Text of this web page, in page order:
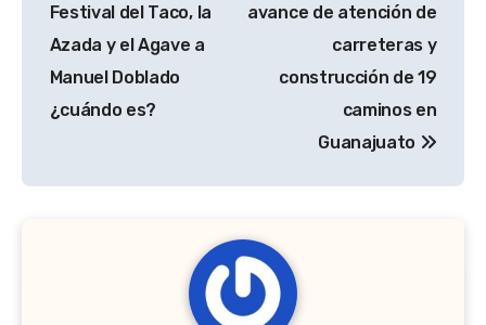
entradas
Festival del Taco, la
Azada y el Agave a
Manuel Doblado
¿cuándo es?
avance de atención de
carreteras y
construcción de 19
caminos en
Guanajuato